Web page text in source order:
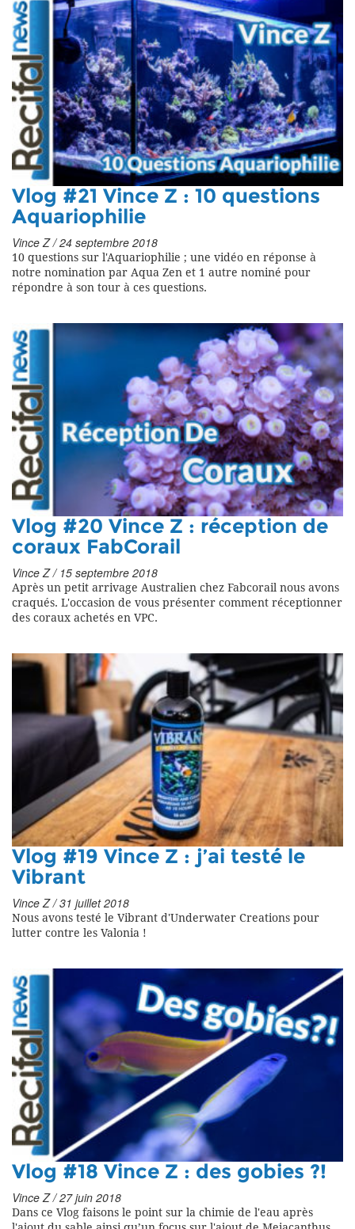
Vlog #21 Vince Z : 10 questions
Aquariophilie
Vince Z / 24 septembre 2018
10 questions sur l'Aquariophilie ; une vidéo en réponse à
notre nomination par Aqua Zen et 1 autre nominé pour
répondre à son tour à ces questions.
Vlog #20 Vince Z : réception de
coraux FabCorail
Vince Z / 15 septembre 2018
Après un petit arrivage Australien chez Fabcorail nous avons
craqués. L'occasion de vous présenter comment réceptionner
des coraux achetés en VPC.
Vlog #19 Vince Z : j’ai testé le
Vibrant
Vince Z / 31 juillet 2018
Nous avons testé le Vibrant d'Underwater Creations pour
lutter contre les Valonia !
Vlog #18 Vince Z : des gobies ?!
Vince Z / 27 juin 2018
Dans ce Vlog faisons le point sur la chimie de l'eau après